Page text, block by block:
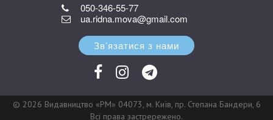
050-346-55-77
ua.ridna.mova@gmail.com
Зв’язатися з нами
© 2026 Видавництво «РМ» 04073, м. Київ, пр. Степана Бандери, 6
Всі права застрережено.